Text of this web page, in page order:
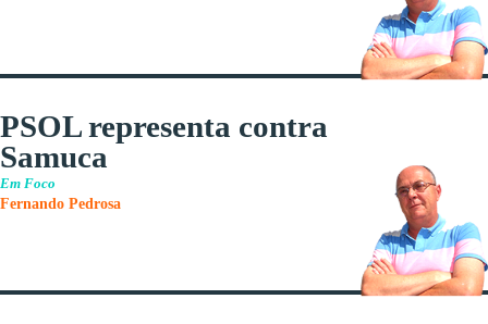
PSOL representa contra
Samuca
Em Foco
Fernando Pedrosa